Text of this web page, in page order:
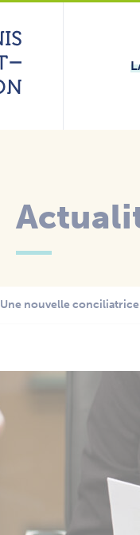
Une nouvelle